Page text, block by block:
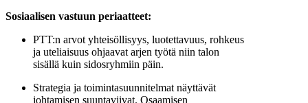
Sosiaalisen vastuun periaatteet:
PTT:n arvot yhteisöllisyys, luotettavuus, rohkeus
ja uteliaisuus ohjaavat arjen työtä niin talon
sisällä kuin sidosryhmiin päin.
Strategia ja toimintasuunnitelmat näyttävät
johtamisen suuntaviivat. Osaamisen